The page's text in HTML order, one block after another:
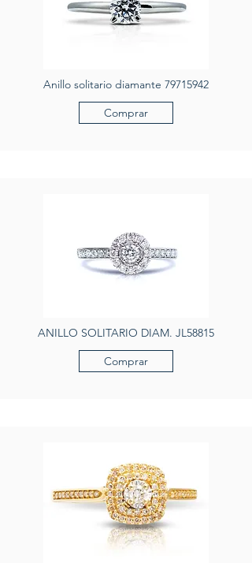
Anillo solitario diamante 79715942
Comprar
ANILLO SOLITARIO DIAM. JL58815
Comprar